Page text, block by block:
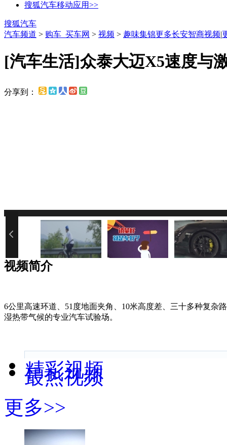
搜狐汽车移动应用>>
搜狐汽车
汽车频道 > 购车_买车网 > 视频 > 趣味集锦更多长安智商视频|
[汽车生活]众泰大迈X5速度与
分享到：
视频简介
6公里高速环道、51度地面夹角、10米高度差、三十多种复杂
湿热带气候的专业汽车试验场。
精彩视频
最热视频
更多>>